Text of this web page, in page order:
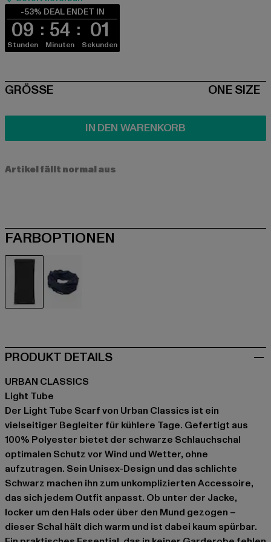
-53% DEAL ENDET IN
09
Stunden
54
Minuten
01
Sekunden
SIZE
GRÖSSE ONE SIZE
IN DEN WARENKORB
Artikel fällt normal aus
FARBOPTIONEN
PRODUKT DETAILS
URBAN CLASSICS
Light Tube
Der Light Tube Scarf von Urban Classics ist ein
vielseitiger Begleiter für kühlere Tage. Gefertigt aus
100% Polyester bietet der schwarze Schlauchschal
optimalen Schutz vor Wind und Wetter, ohne
aufzutragen. Sein Unisex-Design und das schlichte
Schwarz machen ihn zum unkomplizierten Accessoire,
das sich jedem Outfit anpasst. Ob unter der Jacke,
locker um den Hals oder über den Mund gezogen –
dieser Schal hält dich warm und ist dabei kaum spürbar.